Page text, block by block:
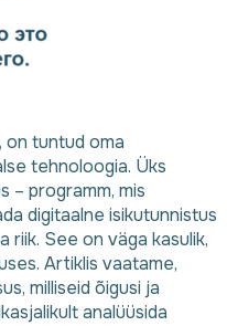
on tuntud oma
tehnoloogia. Üks
– programm, mis
digitaalne isikutunnistus
riik. See on väga kasulik,
Artiklis vaatame,
milliseid õigusi ja
analüüsida